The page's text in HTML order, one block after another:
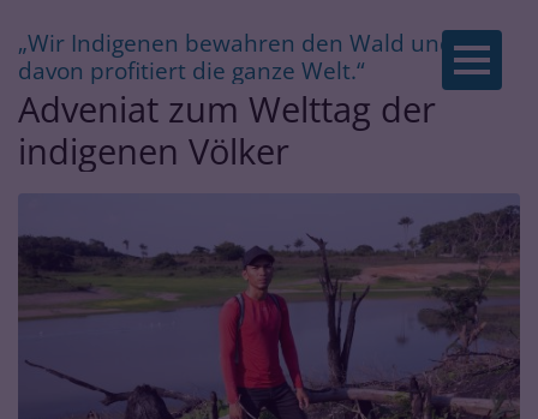
Zum Inhalt springen
„Wir Indigenen bewahren den Wald und
davon profitiert die ganze Welt.“
Adveniat zum Welttag der
indigenen Völker